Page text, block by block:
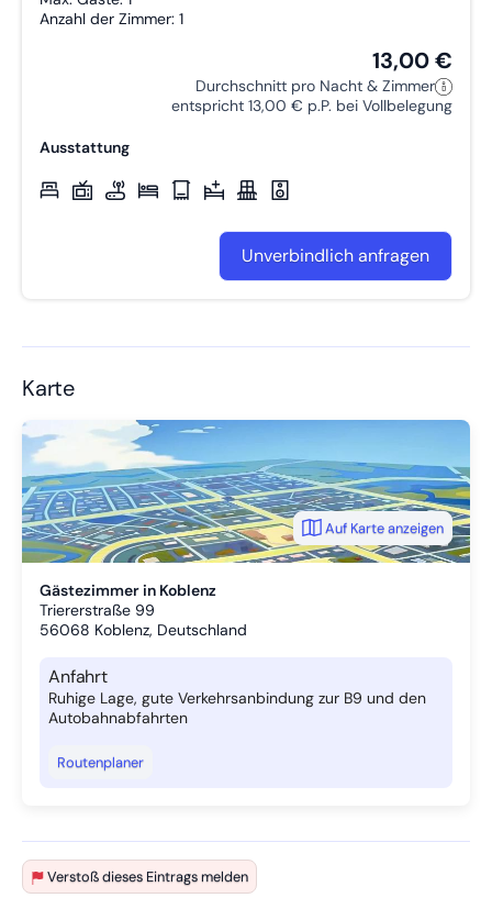
Anzahl der Zimmer: 1
13,00 €
Durchschnitt pro Nacht & Zimmer
entspricht 13,00 € p.P. bei Vollbelegung
Ausstattung
Unverbindlich anfragen
Karte
Gästezimmer in Koblenz
Triererstraße 99
56068 Koblenz, Deutschland
Anfahrt
Ruhige Lage, gute Verkehrsanbindung zur B9 und den
Autobahnabfahrten
Routenplaner
Auf Karte anzeigen
Verstoß dieses Eintrags melden